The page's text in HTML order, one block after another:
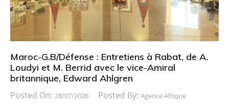
Maroc-G.B/Défense : Entretiens à Rabat, de A.
Loudyi et M. Berrid avec le vice-Amiral
britannique, Edward Ahlgren
Posted On: 28/07/2026 Posted By: Agence Afrique